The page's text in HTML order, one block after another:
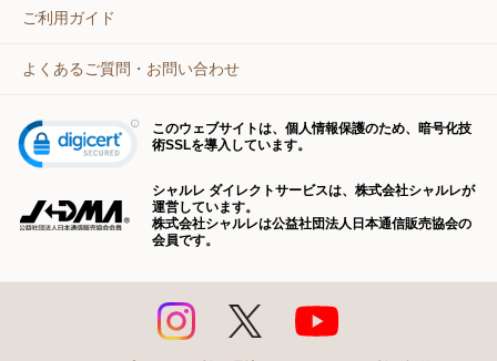
ご利用ガイド
よくあるご質問・お問い合わせ
このウェブサイトは、個人情報保護のため、暗号化技
術SSLを導入しています。
シャルレ ダイレクトサービスは、株式会社シャルレが
運営しています。
株式会社シャルレは公益社団法人日本通信販売協会の
会員です。